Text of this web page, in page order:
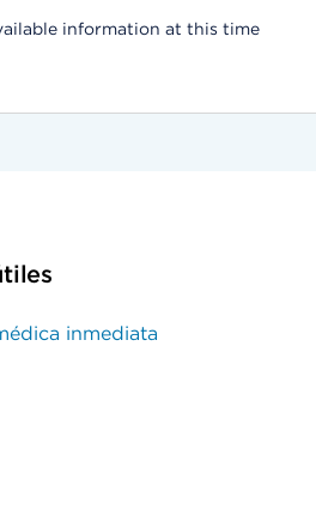
information at this time
inmediata